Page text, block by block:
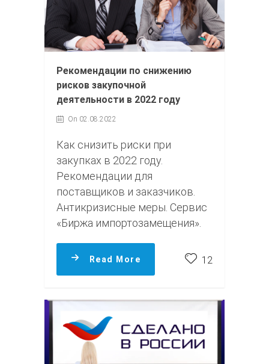
Рекомендации по снижению
рисков закупочной
деятельности в 2022 году
On 02.08.2022
Как снизить риски при
закупках в 2022 году.
Рекомендации для
поставщиков и заказчиков.
Антикризисные меры. Сервис
«Биржа импортозамещения».
Read More 12